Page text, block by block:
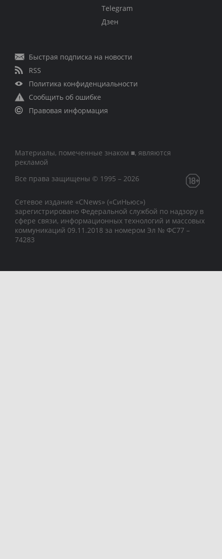
Telegram
Дзен
Быстрая подписка на новости
RSS
Политика конфиденциальности
Сообщить об ошибке
Правовая информация
Материалы, помеченные знаком ■, являются
рекламой
Все права защищены © 1995 – 2026
Сетевое издание «CNews» («СиНьюс»)
зарегистрировано Федеральной службой по надзору в
сфере связи, информационных технологий и массовых
коммуникаций 09.11.2018 за номером Эл № ФС77 –
74283